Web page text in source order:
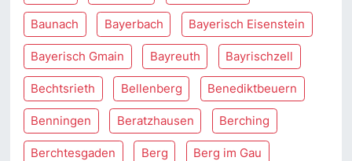
Baunach Bayerbach Bayerisch Eisenstein
Bayerisch Gmain Bayreuth Bayrischzell
Bechtsrieth Bellenberg Benediktbeuern
Benningen Beratzhausen Berching
Berchtesgaden Berg Berg im Gau